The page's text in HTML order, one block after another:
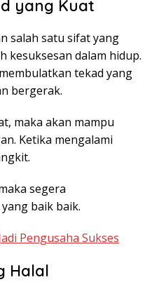
yang Kuat
salah satu sifat yang
kesuksesan dalam hidup.
tekad yang
bergerak.
maka akan mampu
Ketika mengalami
segera
baik baik.
Pengusaha Sukses
Halal